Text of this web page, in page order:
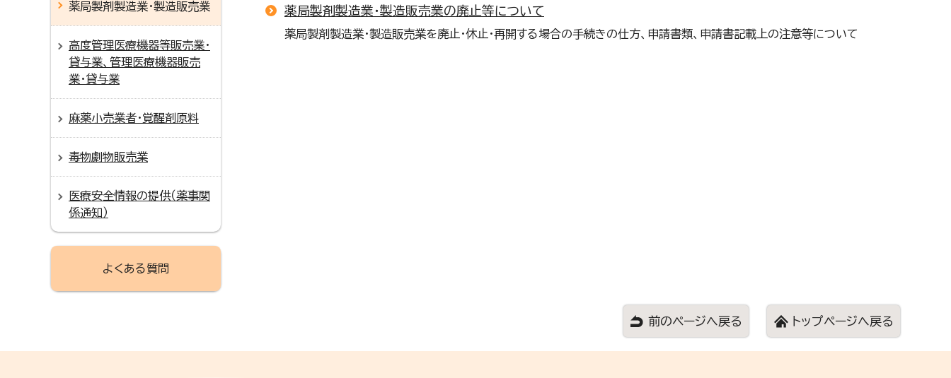
薬局製剤製造業・製造販売業の廃止等について
薬局製剤製造業・製造販売業を廃止・休止・再開する場合の手続きの仕方、申請書類、申請書記載上の注意等について
薬局製剤製造業・製造販売業
高度管理医療機器等販売業・
貸与業、管理医療機器販売
業・貸与業
麻薬小売業者・覚醒剤原料
毒物劇物販売業
医療安全情報の提供（薬事関
係通知）
よくある質問
前のページへ戻る トップページへ戻る